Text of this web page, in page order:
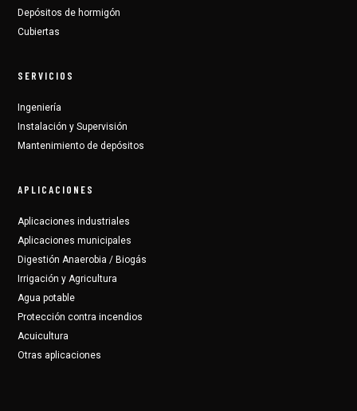
Depósitos de hormigón
Cubiertas
SERVICIOS
Ingeniería
Instalación y Supervisión
Mantenimiento de depósitos
APLICACIONES
Aplicaciones industriales
Aplicaciones municipales
Digestión Anaerobia / Biogás
Irrigación y Agricultura
Agua potable
Protección contra incendios
Acuicultura
Otras aplicaciones